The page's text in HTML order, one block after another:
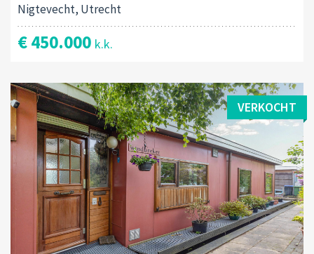
Nigtevecht, Utrecht
€ 450.000 k.k.
VERKOCHT